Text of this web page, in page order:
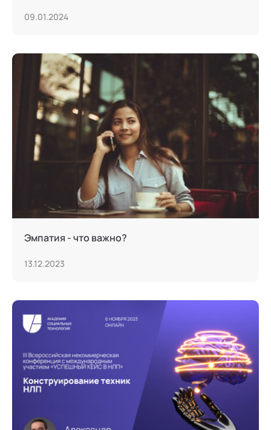
09.01.2024
Эмпатия - что важно?
13.12.2023